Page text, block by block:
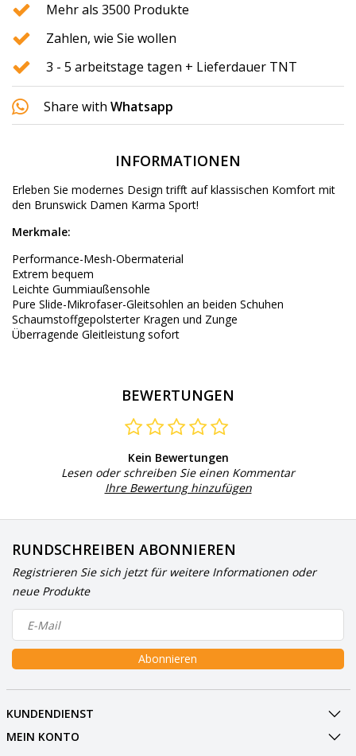
Mehr als 3500 Produkte
Zahlen, wie Sie wollen
3 - 5 arbeitstage tagen + Lieferdauer TNT
Share with Whatsapp
INFORMATIONEN
Erleben Sie modernes Design trifft auf klassischen Komfort mit
den Brunswick Damen Karma Sport!
Merkmale:
Performance-Mesh-Obermaterial
Extrem bequem
Leichte Gummiaußensohle
Pure Slide-Mikrofaser-Gleitsohlen an beiden Schuhen
Schaumstoffgepolsterter Kragen und Zunge
Überragende Gleitleistung sofort
BEWERTUNGEN
Kein Bewertungen
Lesen oder schreiben Sie einen Kommentar
Ihre Bewertung hinzufügen
RUNDSCHREIBEN ABONNIEREN
Registrieren Sie sich jetzt für weitere Informationen oder
neue Produkte
Abonnieren
KUNDENDIENST
MEIN KONTO